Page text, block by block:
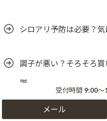
受付時間 9:00～
シロアリ予防は必要？
調子が悪い？そろそろ
識
床材の種類と特徴を知